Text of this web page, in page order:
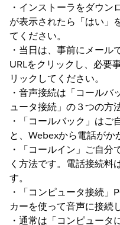
・インストーラをダウ
が表示されたら「はい」
てください。
・当日は、事前にメー
URLをクリックし、必要
リックしてください。
・音声接続は「コール
ュータ接続」の３つの方
・「コールバック」はご
と、Webexから電話がか
・「コールイン」ご自
く方法です。電話接続料
す。
・「コンピュータ接続」
カーを使って音声に接続
・通常は「コンピュータ